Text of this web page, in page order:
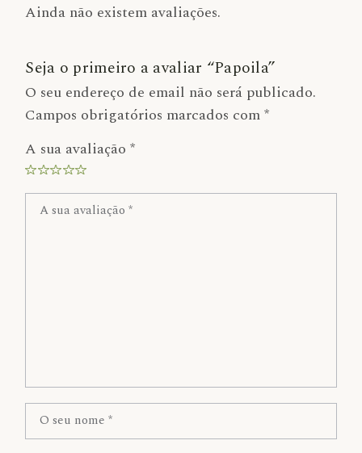
Ainda não existem avaliações.
Seja o primeiro a avaliar “Papoila”
O seu endereço de email não será publicado.
Campos obrigatórios marcados com*
A sua avaliação*